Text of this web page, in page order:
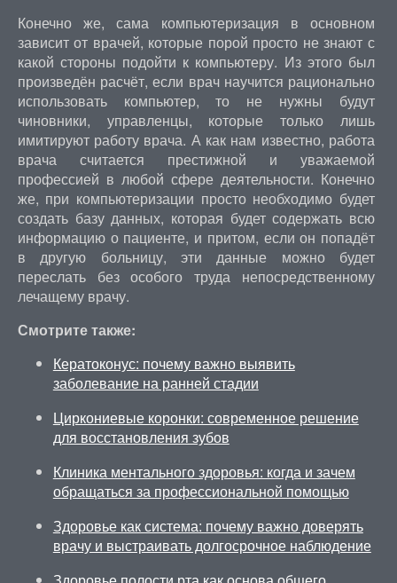
Конечно же, сама компьютеризация в основном
зависит от врачей, которые порой просто не знают с
какой стороны подойти к компьютеру. Из этого был
произведён расчёт, если врач научится рационально
использовать компьютер, то не нужны будут
чиновники, управленцы, которые только лишь
имитируют работу врача. А как нам известно, работа
врача считается престижной и уважаемой
профессией в любой сфере деятельности. Конечно
же, при компьютеризации просто необходимо будет
создать базу данных, которая будет содержать всю
информацию о пациенте, и притом, если он попадёт
в другую больницу, эти данные можно будет
переслать без особого труда непосредственному
лечащему врачу.
Смотрите также:
Кератоконус: почему важно выявить
заболевание на ранней стадии
Циркониевые коронки: современное решение
для восстановления зубов
Клиника ментального здоровья: когда и зачем
обращаться за профессиональной помощью
Здоровье как система: почему важно доверять
врачу и выстраивать долгосрочное наблюдение